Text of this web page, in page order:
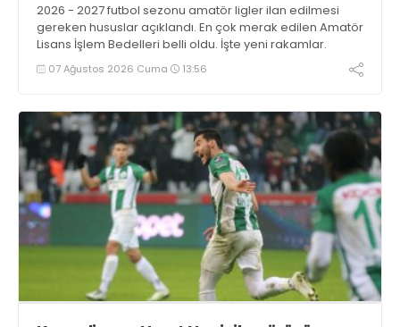
2026 - 2027 futbol sezonu amatör ligler ilan edilmesi
gereken hususlar açıklandı. En çok merak edilen Amatör
Lisans İşlem Bedelleri belli oldu. İşte yeni rakamlar.
07 Ağustos 2026 Cuma 13:56